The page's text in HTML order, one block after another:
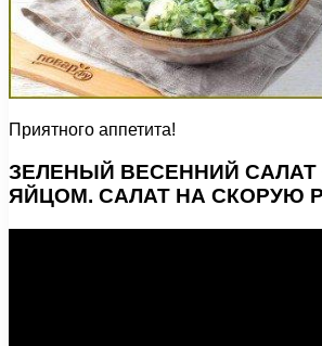
Приятного аппетита!
ЗЕЛЕНЫЙ ВЕСЕННИЙ
ЯЙЦОМ. САЛАТ НА СКОРУЮ